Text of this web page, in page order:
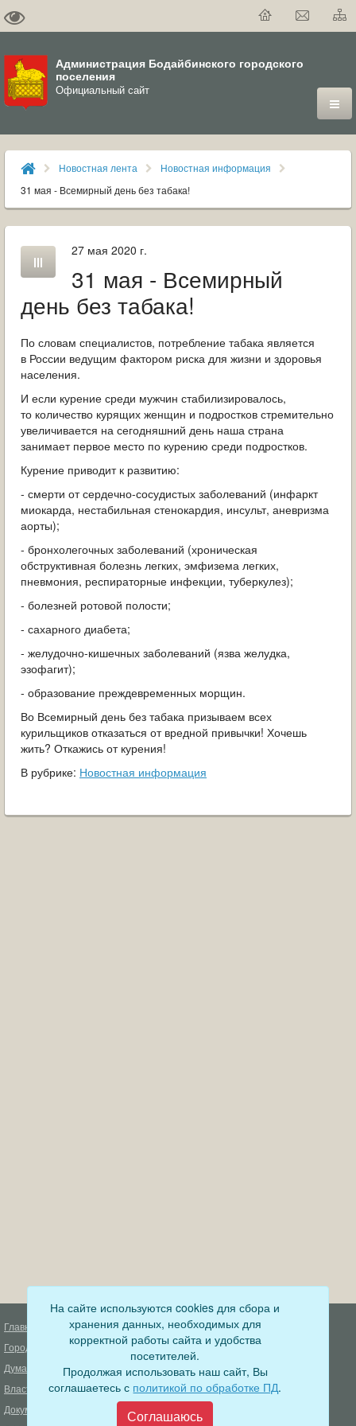
Администрация Бодайбинского городского
поселения
Официальный сайт
ГОРОД
ДУМА
ВЛАСТЬ
ДОКУМЕНТЫ
ОФИЦИАЛЬНЫЙ ВЕСТНИК БОДАЙБО
ОБРАЩЕНИЯ ГРАЖДАН
ГРАДОСТРОИТЕЛЬНАЯ ДЕЯТЕЛЬНОСТЬ
ИНФОРМИРОВАНИЕ НАСЕЛЕНИЯ
ДЕЯТЕЛЬНОСТЬ ПРОКУРАТУРЫ
МУНИЦИПАЛЬНЫЙ КОНТРОЛЬ
ПОИСК ПО САЙТУ
Новостная лента
Новостная информация
31 мая - Всемирный день без табака!
27 мая 2020 г.
31 мая - Всемирный
день без табака!
По словам специалистов, потребление табака является
в России ведущим фактором риска для жизни и здоровья
населения.
И если курение среди мужчин стабилизировалось,
то количество курящих женщин и подростков стремительно
увеличивается на сегодняшний день наша страна
занимает первое место по курению среди подростков.
Курение приводит к развитию:
- смерти от сердечно-сосудистых заболеваний (инфаркт
миокарда, нестабильная стенокардия, инсульт, аневризма
аорты);
- бронхолегочных заболеваний (хроническая
обструктивная болезнь легких, эмфизема легких,
пневмония, респираторные инфекции, туберкулез);
- болезней ротовой полости;
- сахарного диабета;
- желудочно-кишечных заболеваний (язва желудка,
эзофагит);
- образование преждевременных морщин.
Во Всемирный день без табака призываем всех
курильщиков отказаться от вредной привычки! Хочешь
жить? Откажись от курения!
В рубрике: Новостная информация
Главная
Город
Дума
Власть
Документы
Деятельность прокуратуры
Муниципальный контроль
Меры пожарной безопасности
Муниципальные закупки
Формирование комфортной
На сайте используются cookies для сбора и
хранения данных, необходимых для
корректной работы сайта и удобства
посетителей.
Продолжая использовать наш сайт, Вы
соглашаетесь с политикой по обработке ПД.
Соглашаюсь